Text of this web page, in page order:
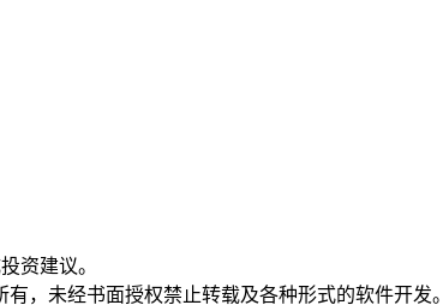
资建议。
，未经书面授权禁止转载及各种形式的软件开发。